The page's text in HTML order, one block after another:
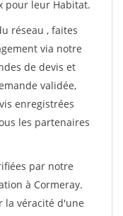
pour leur Habitat.
réseau , faites
via notre
de devis et
validée,
enregistrées
les partenaires
par notre
à Cormeray.
la véracité d'une